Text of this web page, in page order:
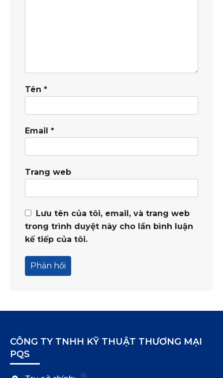
Tên *
Email *
Trang web
Lưu tên của tôi, email, và trang web
trong trình duyệt này cho lần bình luận
kế tiếp của tôi.
CÔNG TY TNHH KỸ THUẬT THƯƠNG MẠI
PQS